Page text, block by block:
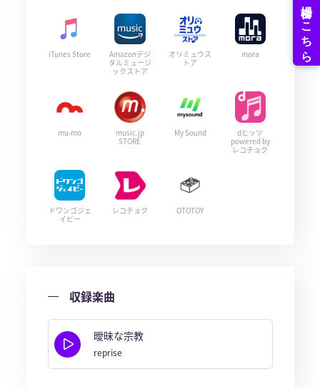
iTunes Store
Amazonデジ
タルミュージ
ックストア
オリミュウス
トア
mora
mu-mo
music.jp
STORE
My Sound
dヒッツ
powered by
レコチョク
ドワンゴジェ
イピー
レコチョク OTOTOY
収録楽曲
曖昧な宗教
reprise